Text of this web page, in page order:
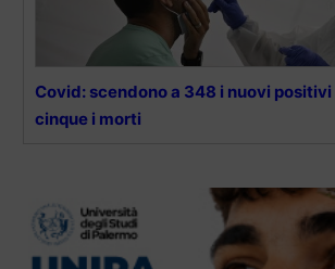
Covid: scendono a 348 i nuovi positivi
cinque i morti